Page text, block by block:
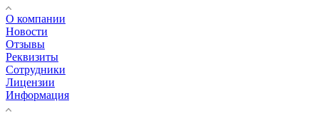
О компании
Новости
Отзывы
Реквизиты
Сотрудники
Лицензии
Информация